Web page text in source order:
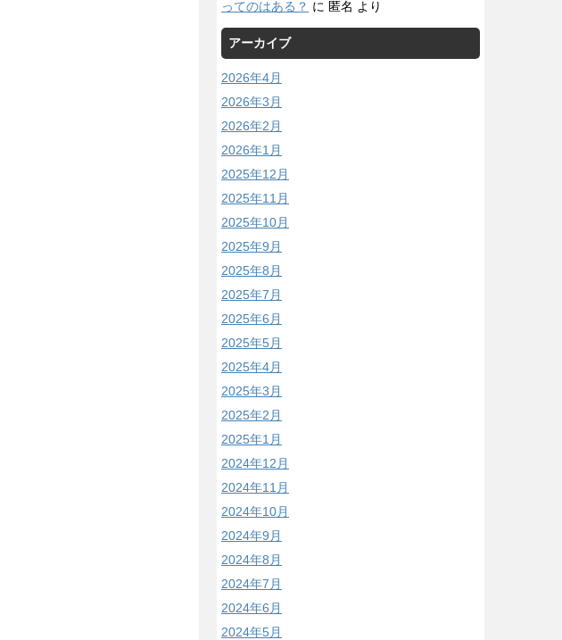
ってのはある？ に 匿名 より
アーカイブ
2026年4月
2026年3月
2026年2月
2026年1月
2025年12月
2025年11月
2025年10月
2025年9月
2025年8月
2025年7月
2025年6月
2025年5月
2025年4月
2025年3月
2025年2月
2025年1月
2024年12月
2024年11月
2024年10月
2024年9月
2024年8月
2024年7月
2024年6月
2024年5月